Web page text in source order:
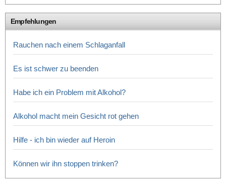
Empfehlungen
Rauchen nach einem Schlaganfall
Es ist schwer zu beenden
Habe ich ein Problem mit Alkohol?
Alkohol macht mein Gesicht rot gehen
Hilfe - ich bin wieder auf Heroin
Können wir ihn stoppen trinken?